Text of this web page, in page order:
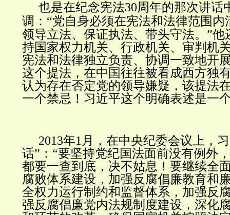
也是在纪念宪法30周年的那次讲话
调 ：“党自身必须在宪法和法律范围
领导立法、保证执法、带头守法。”他
持国家权力机关、行政机关、审判机
宪法和法律独立负责、协调一致地开
这个提法，在中国往往被看成西方独
认为存在否定党的领导嫌疑，该提法
一个禁忌！习近平这个明确表述是一
2013年1月，在中央纪委会议上，
话”：“要坚持党纪国法面前没有例外
都要一查到底，决不姑息！要继续全
腐败体系建设，加强反腐倡廉教育和
全权力运行制约和监督体系，加强反
强反腐倡廉党内法规制度建设，深化